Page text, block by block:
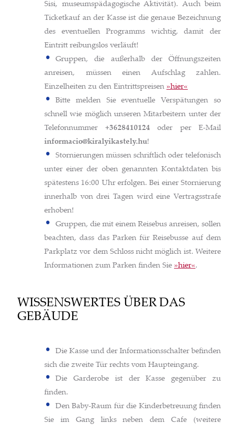
Sisi, museumspädagogische Aktivität). Auch beim
Ticketkauf an der Kasse ist die genaue Bezeichnung
des eventuellen Programms wichtig, damit der
Eintritt reibungslos verläuft!
Gruppen, die außerhalb der Öffnungszeiten
anreisen, müssen einen Aufschlag zahlen.
Einzelheiten zu den Eintrittspreisen »hier«
Bitte melden Sie eventuelle Verspätungen so
schnell wie möglich unseren Mitarbeitern unter der
Telefonnummer +3628410124 oder per E-Mail
informacio@kiralyikastely.hu!
Stornierungen müssen schriftlich oder telefonisch
unter einer der oben genannten Kontaktdaten bis
spätestens 16:00 Uhr erfolgen. Bei einer Stornierung
innerhalb von drei Tagen wird eine Vertragsstrafe
erhoben!
Gruppen, die mit einem Reisebus anreisen, sollen
beachten, dass das Parken für Reisebusse auf dem
Parkplatz vor dem Schloss nicht möglich ist. Weitere
Informationen zum Parken finden Sie »hier«.
WISSENSWERTES ÜBER DAS
GEBÄUDE
Die Kasse und der Informationsschalter befinden
sich die zweite Tür rechts vom Haupteingang.
Die Garderobe ist der Kasse gegenüber zu
finden.
Den Baby-Raum für die Kinderbetreuung finden
Sie im Gang links neben dem Cafe (weitere